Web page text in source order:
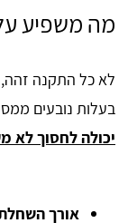
מה משפיע
לא כל התקנה זהה,
בעלות נובעים
יכולה לחסוך לא
אורך